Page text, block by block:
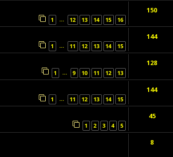
1 … 12 13 14 15 16
150
1 … 11 12 13 14 15
144
1 … 9 10 11 12 13
128
1 … 11 12 13 14 15
144
1 2 3 4 5
45
8